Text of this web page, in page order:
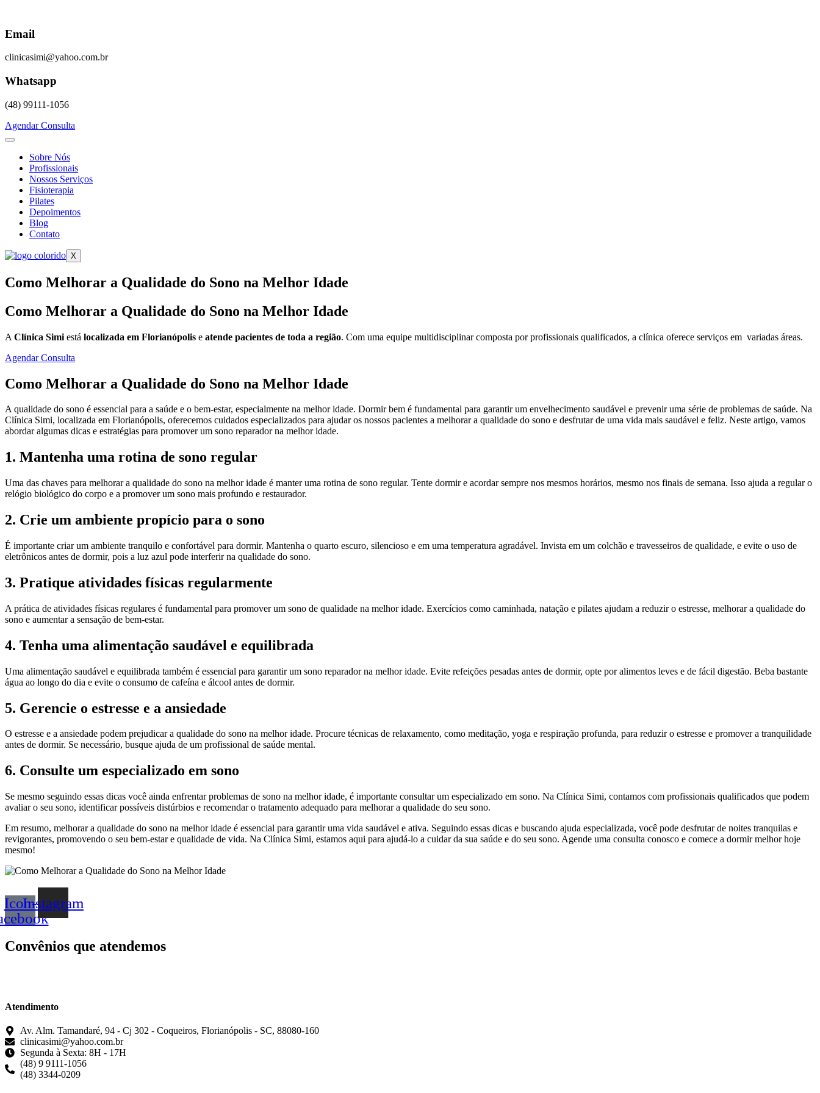
content
Email
clinicasimi@yahoo.com.br
Whatsapp
(48) 99111-1056
Agendar Consulta
Sobre Nós
Profissionais
Nossos Serviços
Fisioterapia
Pilates
Depoimentos
Blog
Contato
X
Como Melhorar a Qualidade do Sono na Melhor Idade
Como Melhorar a Qualidade do Sono na Melhor Idade
A Clínica Simi está localizada em Florianópolis e atende pacientes de toda a região. Com uma equipe multidisciplinar composta por profissionais qualificados, a clínica oferece serviços em variadas áreas.
Agendar Consulta
Como Melhorar a Qualidade do Sono na Melhor Idade
A qualidade do sono é essencial para a saúde e o bem-estar, especialmente na melhor idade. Dormir bem é fundamental para garantir um envelhecimento saudável e prevenir uma série de problemas de saúde. Na
Clínica Simi, localizada em Florianópolis, oferecemos cuidados especializados para ajudar os nossos pacientes a melhorar a qualidade do sono e desfrutar de uma vida mais saudável e feliz. Neste artigo, vamos
abordar algumas dicas e estratégias para promover um sono reparador na melhor idade.
1. Mantenha uma rotina de sono regular
Uma das chaves para melhorar a qualidade do sono na melhor idade é manter uma rotina de sono regular. Tente dormir e acordar sempre nos mesmos horários, mesmo nos finais de semana. Isso ajuda a regular o
relógio biológico do corpo e a promover um sono mais profundo e restaurador.
2. Crie um ambiente propício para o sono
É importante criar um ambiente tranquilo e confortável para dormir. Mantenha o quarto escuro, silencioso e em uma temperatura agradável. Invista em um colchão e travesseiros de qualidade, e evite o uso de
eletrônicos antes de dormir, pois a luz azul pode interferir na qualidade do sono.
3. Pratique atividades físicas regularmente
A prática de atividades físicas regulares é fundamental para promover um sono de qualidade na melhor idade. Exercícios como caminhada, natação e pilates ajudam a reduzir o estresse, melhorar a qualidade do
sono e aumentar a sensação de bem-estar.
4. Tenha uma alimentação saudável e equilibrada
Uma alimentação saudável e equilibrada também é essencial para garantir um sono reparador na melhor idade. Evite refeições pesadas antes de dormir, opte por alimentos leves e de fácil digestão. Beba bastante
água ao longo do dia e evite o consumo de cafeína e álcool antes de dormir.
5. Gerencie o estresse e a ansiedade
O estresse e a ansiedade podem prejudicar a qualidade do sono na melhor idade. Procure técnicas de relaxamento, como meditação, yoga e respiração profunda, para reduzir o estresse e promover a tranquilidade
antes de dormir. Se necessário, busque ajuda de um profissional de saúde mental.
6. Consulte um especializado em sono
Se mesmo seguindo essas dicas você ainda enfrentar problemas de sono na melhor idade, é importante consultar um especializado em sono. Na Clínica Simi, contamos com profissionais qualificados que podem
avaliar o seu sono, identificar possíveis distúrbios e recomendar o tratamento adequado para melhorar a qualidade do seu sono.
Em resumo, melhorar a qualidade do sono na melhor idade é essencial para garantir uma vida saudável e ativa. Seguindo essas dicas e buscando ajuda especializada, você pode desfrutar de noites tranquilas e
revigorantes, promovendo o seu bem-estar e qualidade de vida. Na Clínica Simi, estamos aqui para ajudá-lo a cuidar da sua saúde e do seu sono. Agende uma consulta conosco e comece a dormir melhor hoje
mesmo!
Icon-Instagram
Convênios que atendemos
Atendimento
Av. Alm. Tamandaré, 94 - Cj 302 - Coqueiros, Florianópolis - SC, 88080-160
clinicasimi@yahoo.com.br
Segunda à Sexta: 8H - 17H
(48) 9 9111-1056
(48) 3344-0209